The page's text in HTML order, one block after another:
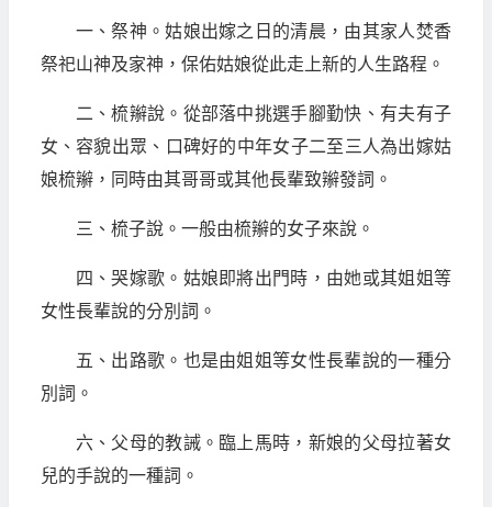
一、祭神。姑娘出嫁之日的清晨，由其家人焚香
祭祀山神及家神，保佑姑娘從此走上新的人生路程。
二、梳辮說。從部落中挑選手腳勤快、有夫有子
女、容貌出眾、口碑好的中年女子二至三人為出嫁姑
娘梳辮，同時由其哥哥或其他長輩致辮發詞。
三、梳子說。一般由梳辮的女子來說。
四、哭嫁歌。姑娘即將出門時，由她或其姐姐等
女性長輩說的分別詞。
五、出路歌。也是由姐姐等女性長輩說的一種分
別詞。
六、父母的教誡。臨上馬時，新娘的父母拉著女
兒的手說的一種詞。